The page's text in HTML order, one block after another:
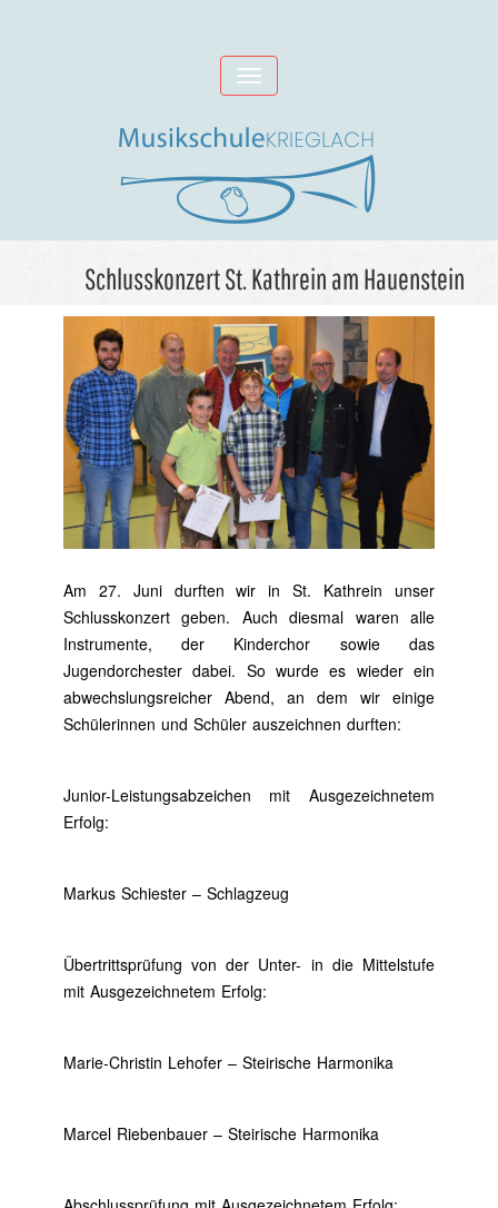
Toggle
navigation
Schlusskonzert St. Kathrein am Hauenstein
Am 27. Juni durften wir in St. Kathrein unser
Schlusskonzert geben. Auch diesmal waren alle
Instrumente, der Kinderchor sowie das
Jugendorchester dabei. So wurde es wieder ein
abwechslungsreicher Abend, an dem wir einige
Schülerinnen und Schüler auszeichnen durften:
Junior-Leistungsabzeichen mit Ausgezeichnetem
Erfolg:
Markus Schiester – Schlagzeug
Übertrittsprüfung von der Unter- in die Mittelstufe
mit Ausgezeichnetem Erfolg:
Marie-Christin Lehofer – Steirische Harmonika
Marcel Riebenbauer – Steirische Harmonika